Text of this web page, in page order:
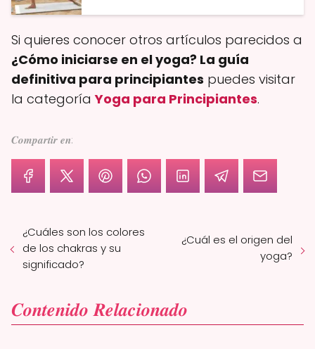
Si quieres conocer otros artículos parecidos a
¿Cómo iniciarse en el yoga? La guía
definitiva para principiantes puedes visitar
la categoríaYoga para Principiantes.
𝑪𝒐𝒎𝒑𝒂𝒓𝒕𝒊𝒓 𝒆𝒏:
¿Cuáles son los colores
de los chakras y su
significado?
¿Cuál es el origen del
yoga?
𝑪𝒐𝒏𝒕𝒆𝒏𝒊𝒅𝒐 𝑹𝒆𝒍𝒂𝒄𝒊𝒐𝒏𝒂𝒅𝒐